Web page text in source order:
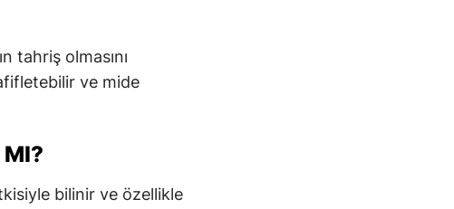
tahriş olmasını
ve mide
bilinir ve özellikle